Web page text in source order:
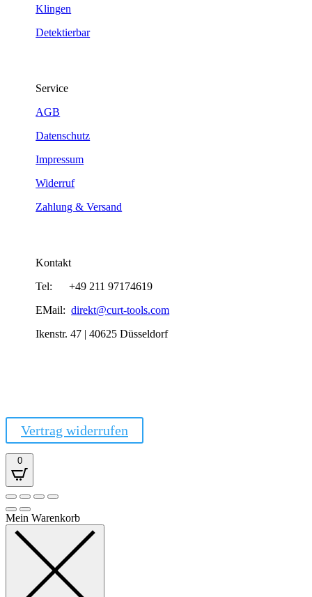
Klingen
Detektierbar
Service
AGB
Datenschutz
Impressum
Widerruf
Zahlung & Versand
Kontakt
Tel: +49 211 97174619
EMail:direkt@curt-tools.com
Ikenstr. 47 | 40625 Düsseldorf
Vertrag widerrufen
0
Mein Warenkorb